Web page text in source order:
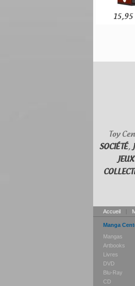
15,95
Toy
SOCIÉTÉ,
Accueil |
Manga
Mangas
Artbooks
Livres
DVD
Blu-Ray
CD